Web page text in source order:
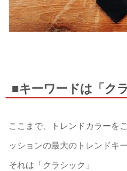
■キーワードは「ク
ここまで、トレンドカラーを
ッションの最大のトレンドキ
それは「クラシック」